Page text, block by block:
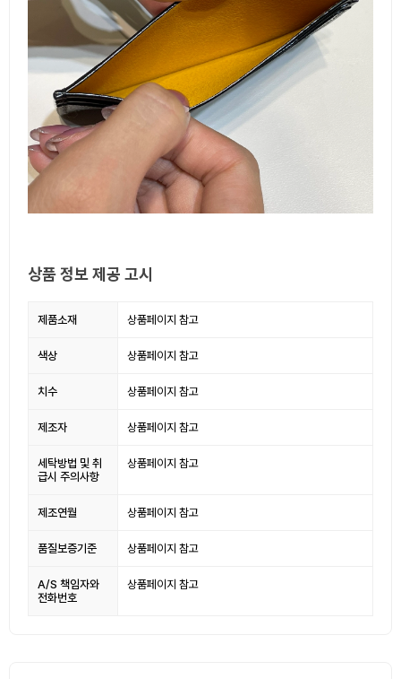
상품 정보 제공 고시
제품소재 상품페이지 참고
색상 상품페이지 참고
치수 상품페이지 참고
제조자 상품페이지 참고
세탁방법 및 취
급시 주의사항
상품페이지 참고
제조연월 상품페이지 참고
품질보증기준 상품페이지 참고
A/S 책임자와
전화번호
상품페이지 참고